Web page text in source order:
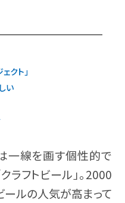
クト」
い
一線を画す個性的で
ラフトビール」。2000
ールの人気が高まって